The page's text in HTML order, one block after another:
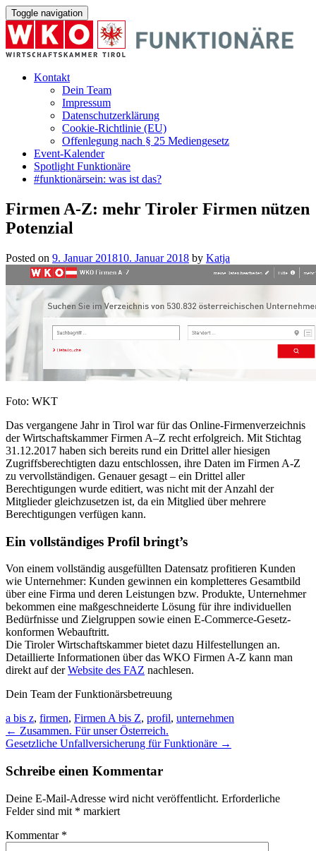
Toggle navigation
Kontakt
Dein Team
Impressum
Datenschutzerklärung
Cookie-Richtlinie (EU)
Offenlegung nach § 25 Mediengesetz
Event-Kalender
Spotlight Funktionäre
#funktionärsein: was ist das?
Firmen A-Z: mehr Tiroler Firmen nützen
Potenzial
Posted on 9. Januar 201810. Januar 2018 by Katja
Foto: WKT
Das vergangene Jahr in Tirol war für das Online-Firmenverzeichnis
der Wirtschaftskammer Firmen A–Z recht erfolgreich. Mit Stichtag
31.12.2017 haben sich bereits rund ein Drittel aller hiesigen
Zugriffsberechtigten dazu entschlossen, ihre Daten im Firmen A-Z
zu vervollständigen. Genauer gesagt – ein Drittel aller
Berechtigungen wurde editiert, was nicht mit der Anzahl der
Mitglieder gleichzusetzen ist, da ein Mitglied über mehrere
Berechtigungen verfügen kann.
Ein vollständiges Profil bringt’s
Von einem vollständig ausgefüllten Datensatz profitieren Kunden
wie Unternehmer: Kunden gewinnen ein kompletteres Gesamtbild
über eine Firma und deren Leistungen bzw. Produkte, Unternehmer
bekommen eine maßgeschneiderte Lösung für ihre individuellen
Bedürfnisse und Zielgruppen sowie einen E-Commerce-Gesetz-
konformen Webauftritt.
Die Tiroler Wirtschaftskammer bietet dazu Hilfestellungen an.
Detaillierte Informationen über das WKO Firmen A-Z kann man
direkt auf derWebsite des FAZ nachlesen.
Dein Team der Funktionärsbetreuung
a bis z, firmen, Firmen A bis Z, profil, unternehmen
Post
navigation
← Zusammen. Für unser Österreich.
Gesetzliche Unfallversicherung für Funktionäre →
Schreibe einen Kommentar
Deine E-Mail-Adresse wird nicht veröffentlicht. Erforderliche
Felder sind mit * markiert
Kommentar *